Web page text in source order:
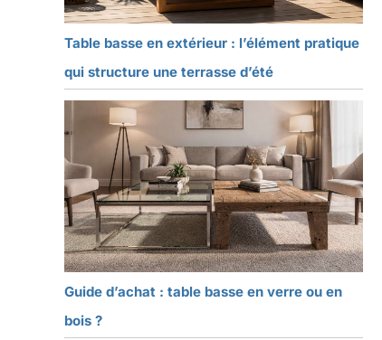
Table basse en extérieur : l’élément pratique
qui structure une terrasse d’été
Guide d’achat : table basse en verre ou en
bois ?